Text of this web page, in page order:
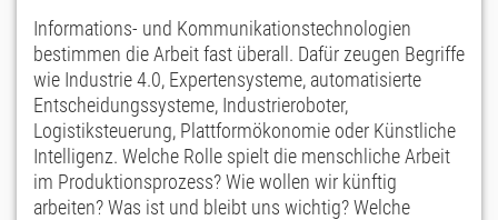
Informations- und Kommunikationstechnologien
bestimmen die Arbeit fast überall. Dafür zeugen Begriffe
wie Industrie 4.0, Expertensysteme, automatisierte
Entscheidungssysteme, Industrieroboter,
Logistiksteuerung, Plattformökonomie oder Künstliche
Intelligenz. Welche Rolle spielt die menschliche Arbeit
im Produktionsprozess? Wie wollen wir künftig
arbeiten? Was ist und bleibt uns wichtig? Welche